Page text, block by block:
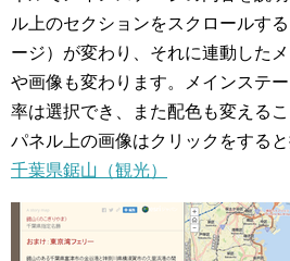
ル上のセクションをスクロールす
ージ）が変わり、それに連動した
や画像も変わります。メインステ
率は選択でき、また配色も変える
パネル上の画像はクリックをすると
千葉県鋸山（観光）